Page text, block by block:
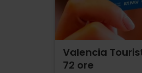
Valencia
72 ore